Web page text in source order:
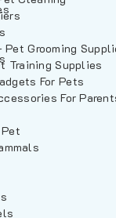
Grooming
Training Supplies
For Pets
For